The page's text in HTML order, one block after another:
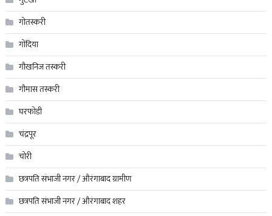
गोतस्करी
गोंदिया
गौखनिज तस्करी
गौमास तस्करी
घरफोडी
चंद्रपूर
चोरी
छत्रपति संभाजी नगर / औरंगाबाद ग्रामीण
छत्रपति संभाजी नगर / औरंगाबाद शहर